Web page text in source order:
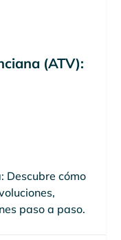
(ATV):
Descubre cómo
paso a paso.